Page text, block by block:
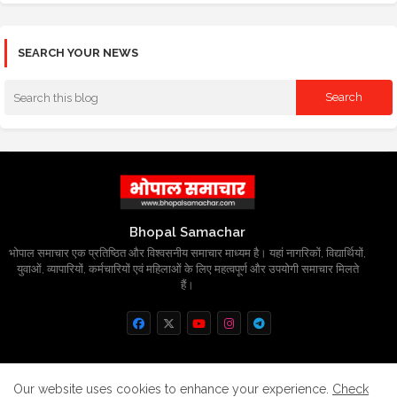
SEARCH YOUR NEWS
Bhopal Samachar
भोपाल समाचार एक प्रतिष्ठित और विश्वसनीय समाचार माध्यम है। यहां नागरिकों, विद्यार्थियों,
युवाओं, व्यापारियों, कर्मचारियों एवं महिलाओं के लिए महत्वपूर्ण और उपयोगी समाचार मिलते
हैं।
Home About Contact us Privacy Policy
Our website uses cookies to enhance your experience. Check